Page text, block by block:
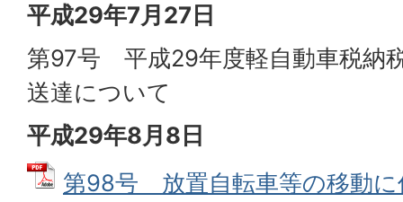
平成29年7月27日
第97号 平成29年度軽自動車税納
送達について
平成29年8月8日
第98号 放置自転車等の移動に